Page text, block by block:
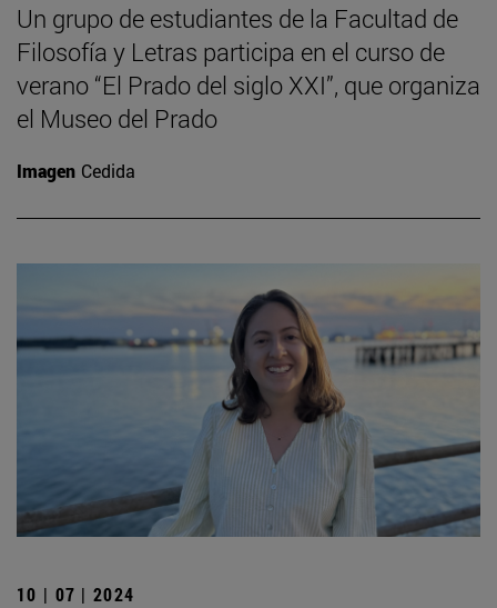
Un grupo de estudiantes de la Facultad de
Filosofía y Letras participa en el curso de
verano “El Prado del siglo XXI”, que organiza
el Museo del Prado
Imagen Cedida
10 | 07 | 2024